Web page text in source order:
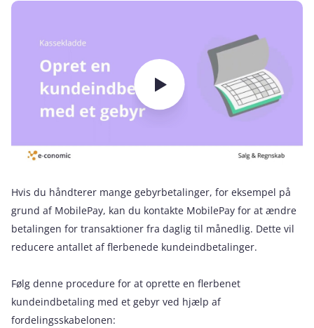
Hvis du håndterer mange gebyrbetalinger, for eksempel på
grund af MobilePay, kan du kontakte MobilePay for at ændre
betalingen for transaktioner fra daglig til månedlig. Dette vil
reducere antallet af flerbenede kundeindbetalinger.
Følg denne procedure for at oprette en flerbenet
kundeindbetaling med et gebyr ved hjælp af
fordelingsskabelonen: